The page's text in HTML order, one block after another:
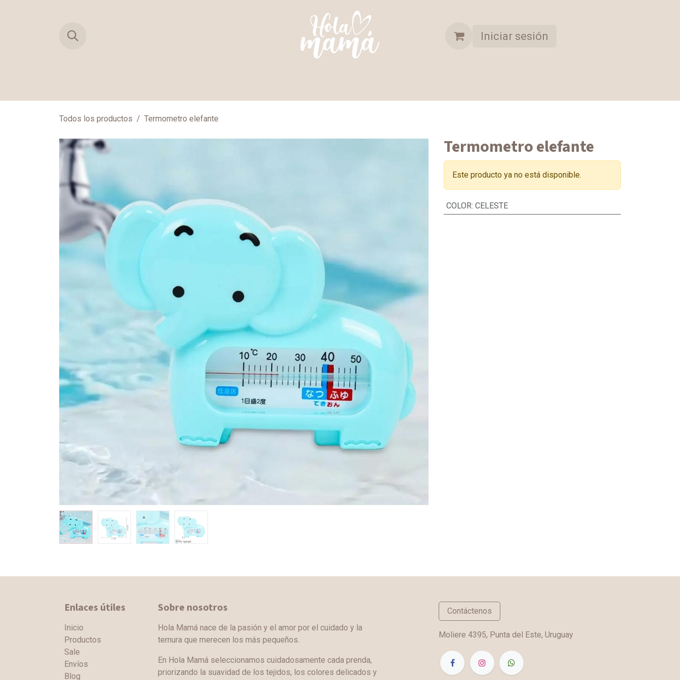
Iniciar sesión
Todos los productos Termometro elefante
Termometro elefante
Este producto ya no está disponible.
COLOR: CELESTE
Enlaces útiles
Inicio
Productos
Sale
Envíos
Blog
Sobre nosotros
Hola Mamá nace de la pasión y el amor por el cuidado y la
ternura que merecen los más pequeños.
En Hola Mamá seleccionamos cuidadosamente cada prenda,
priorizando la suavidad de los tejidos, los colores delicados y
Contáctenos
Moliere 4395, Punta del Este, Uruguay